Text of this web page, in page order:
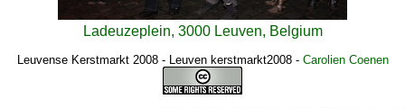
Ladeuzeplein, 3000 Leuven, Belgium
Leuvense Kerstmarkt 2008 - Leuven kerstmarkt2008- Carolien Coenen